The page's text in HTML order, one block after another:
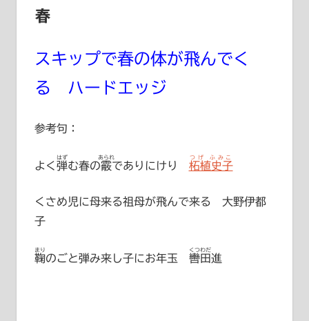
春
スキップで春の体が飛んでく
る ハードエッジ
参考句：
よく 弾
はず
む春の霰
あられ
でありにけり 柘植史子
つげ ふみこ
くさめ児に母来る祖母が飛んで来る 大野伊都
子
鞠
まり
のごと弾み来し子にお年玉 轡田進
くつわだ